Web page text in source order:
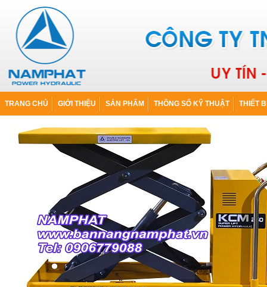
TRANG CHỦ GIỚI THIỆU SẢN PHẨM THÔNG SỐ KỸ THUẬT THIẾT